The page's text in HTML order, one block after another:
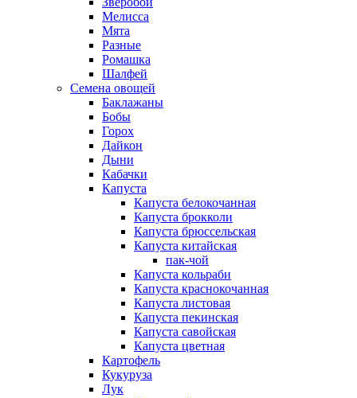
Мелисса
Мята
Разные
Ромашка
Шалфей
Семена овощей
Баклажаны
Бобы
Горох
Дайкон
Дыни
Кабачки
Капуста
Капуста белокочанная
Капуста брокколи
Капуста брюссельская
Капуста китайская
пак-чой
Капуста кольраби
Капуста краснокочанная
Капуста листовая
Капуста пекинская
Капуста савойская
Капуста цветная
Картофель
Кукуруза
Лук